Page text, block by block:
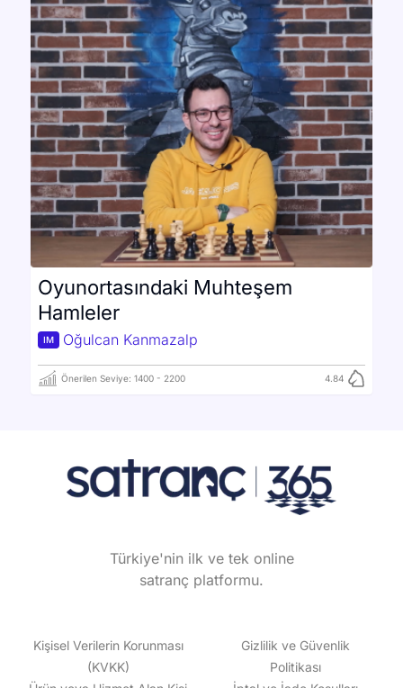
Oyunortasındaki Muhteşem
Hamleler
IM Oğulcan Kanmazalp
Önerilen Seviye: 1400 - 2200 4.84
Türkiye'nin ilk ve tek online
satranç platformu.
Kişisel Verilerin Korunması
(KVKK)
Gizlilik ve Güvenlik
Politikası